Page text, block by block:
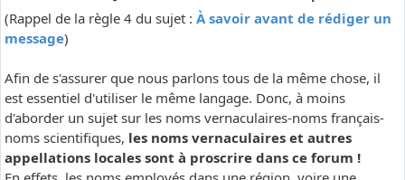
(Rappel de la règle 4 du sujet : À savoir avant de rédiger un
message)
Afin de s'assurer que nous parlons tous de la même chose, il
est essentiel d'utiliser le même langage. Donc, à moins
d'aborder un sujet sur les noms vernaculaires-noms français-
noms scientifiques, les noms vernaculaires et autres
appellations locales sont à proscrire dans ce forum !